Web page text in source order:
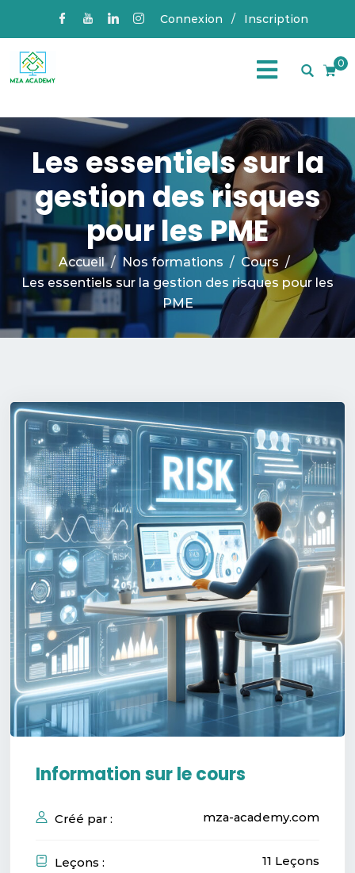
Connexion / Inscription
0
Les essentiels sur la
gestion des risques
pour les PME
Accueil Nos formations
Cours
Les essentiels sur la gestion des risques pour les
PME
Information sur le cours
Créé par : mza-academy.com
Leçons : 11 Leçons